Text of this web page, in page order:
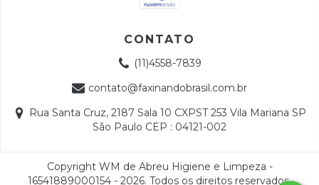
CONTATO
(11)4558-7839
contato@faxinandobrasil.com.br
Rua Santa Cruz, 2187 Sala 10 CXPST 253 Vila Mariana SP
São Paulo CEP : 04121-002
Copyright WM de Abreu Higiene e Limpeza -
16541889000154 - 2026. Todos os direitos reservados.